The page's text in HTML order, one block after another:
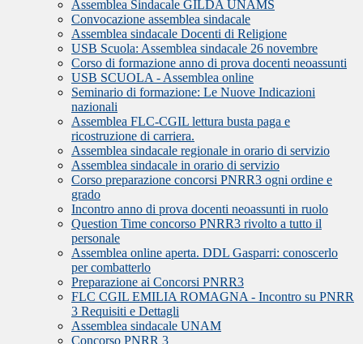
Assemblea Sindacale GILDA UNAMS
Convocazione assemblea sindacale
Assemblea sindacale Docenti di Religione
USB Scuola: Assemblea sindacale 26 novembre
Corso di formazione anno di prova docenti neoassunti
USB SCUOLA - Assemblea online
Seminario di formazione: Le Nuove Indicazioni
nazionali
Assemblea FLC-CGIL lettura busta paga e
ricostruzione di carriera.
Assemblea sindacale regionale in orario di servizio
Assemblea sindacale in orario di servizio
Corso preparazione concorsi PNRR3 ogni ordine e
grado
Incontro anno di prova docenti neoassunti in ruolo
Question Time concorso PNRR3 rivolto a tutto il
personale
Assemblea online aperta. DDL Gasparri: conoscerlo
per combatterlo
Preparazione ai Concorsi PNRR3
FLC CGIL EMILIA ROMAGNA - Incontro su PNRR
3 Requisiti e Dettagli
Assemblea sindacale UNAM
Concorso PNRR 3